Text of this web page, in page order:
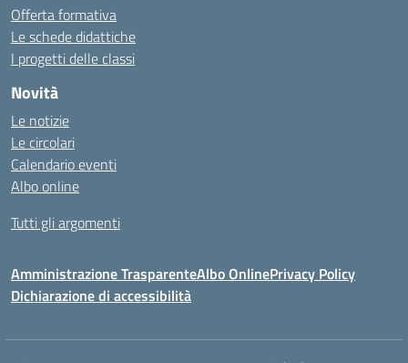
Offerta formativa
Le schede didattiche
I progetti delle classi
Novità
Le notizie
Le circolari
Calendario eventi
Albo online
Tutti gli argomenti
Amministrazione TrasparenteAlbo OnlinePrivacy Policy
Dichiarazione di accessibilità